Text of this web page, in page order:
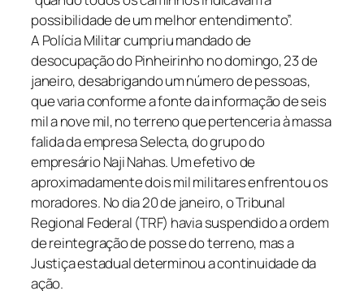
possibilidade de um melhor entendimento”.
A Polícia Militar cumpriu mandado de
desocupação do Pinheirinho no domingo, 23 de
janeiro, desabrigando um número de pessoas,
que varia conforme a fonte da informação de seis
mil a nove mil, no terreno que pertenceria à massa
falida da empresa Selecta, do grupo do
empresário Naji Nahas. Um efetivo de
aproximadamente dois mil militares enfrentou os
moradores. No dia 20 de janeiro, o Tribunal
Regional Federal (TRF) havia suspendido a ordem
de reintegração de posse do terreno, mas a
Justiça estadual determinou a continuidade da
ação.